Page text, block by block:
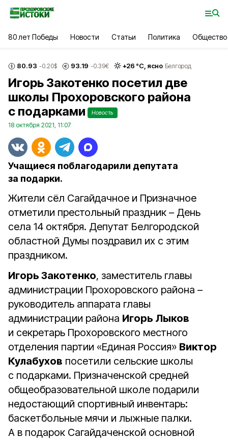
80 лет Победы Новости Статьи Политика Общество
80.93 -0.20$ 93.19 -0.39€ +26 °С, ясно Белгород
Игорь Закотенко посетил две
школы Прохоровского района
с подарками
Новость
18 октября 2021, 11:07
Учащиеся поблагодарили депутата
за подарки.
Жители сёл Сагайдачное и Призначное
отметили престольный праздник – День
села 14 октября. Депутат Белгородской
областной Думы поздравил их с этим
праздником.
Игорь Закотенко, заместитель главы
администрации Прохоровского района –
руководитель аппарата главы
администрации района Игорь Лыков
и секретарь Прохоровского местного
отделения партии «Единая Россия» Виктор
Кулабухов посетили сельские школы
с подарками. Призначенской средней
общеобразовательной школе подарили
недостающий спортивный инвентарь:
баскетбольные мячи и лыжные палки.
А в подарок Сагайдаченской основной